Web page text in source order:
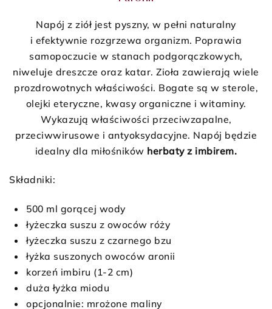
Napój z ziół jest pyszny, w pełni naturalny
i efektywnie rozgrzewa organizm. Poprawia
samopoczucie w stanach podgorączkowych,
niweluje dreszcze oraz katar. Zioła zawierają wiele
prozdrowotnych właściwości. Bogate są w sterole,
olejki eteryczne, kwasy organiczne i witaminy.
Wykazują właściwości przeciwzapalne,
przeciwwirusowe i antyoksydacyjne. Napój będzie
idealny dla miłośników herbaty z imbirem.
Składniki:
500 ml gorącej wody
łyżeczka suszu z owoców róży
łyżeczka suszu z czarnego bzu
łyżka suszonych owoców aronii
korzeń imbiru (1-2 cm)
duża łyżka miodu
opcjonalnie: mrożone maliny